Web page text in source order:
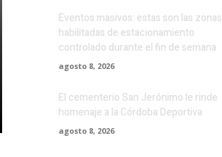
Eventos masivos: estas son las zonas
habilitadas de estacionamiento
controlado durante el fin de semana
agosto 8, 2026
El cementerio San Jerónimo le rinde
homenaje a la Córdoba Deportiva
agosto 8, 2026